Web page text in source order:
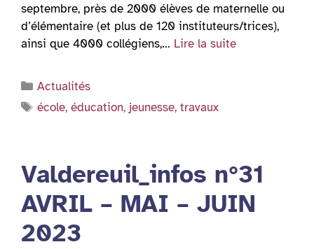
septembre, près de 2000 élèves de maternelle ou
d’élémentaire (et plus de 120 instituteurs/trices),
ainsi que 4000 collégiens,… Lire la suite
Catégories
Actualités
Étiquettes
école,éducation, jeunesse,travaux
Valdereuil_infos n°31
AVRIL – MAI – JUIN
2023